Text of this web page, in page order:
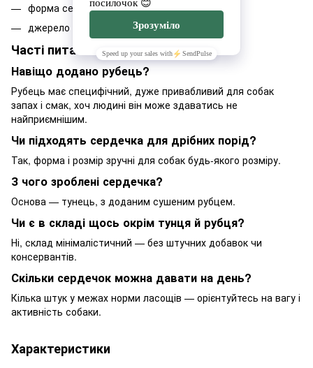
форма сердечка зручна для дозування
джерело Омега-3 з тунця
Часті питання
Навіщо додано рубець?
Рубець має специфічний, дуже привабливий для собак
запах і смак, хоч людині він може здаватись не
найприємнішим.
Чи підходять сердечка для дрібних порід?
Так, форма і розмір зручні для собак будь-якого розміру.
З чого зроблені сердечка?
Основа — тунець, з доданим сушеним рубцем.
Чи є в складі щось окрім тунця й рубця?
Ні, склад мінімалістичний — без штучних добавок чи
консервантів.
Скільки сердечок можна давати на день?
Кілька штук у межах норми ласощів — орієнтуйтесь на вагу і
активність собаки.
Характеристики